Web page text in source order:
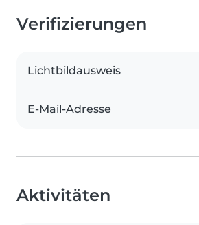
Verifizierungen
Lichtbildausweis
E-Mail-Adresse
Aktivitäten